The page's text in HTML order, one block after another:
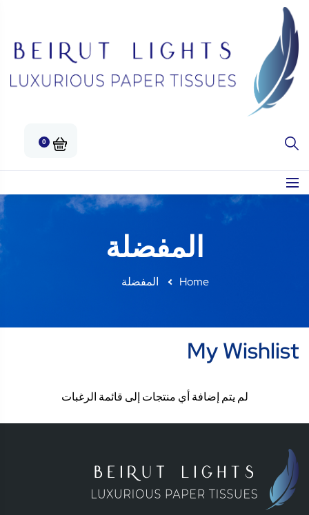
0
المفضلة
Home المفضلة
My Wishlist
لم يتم إضافة أي منتجات إلى قائمة الرغبات